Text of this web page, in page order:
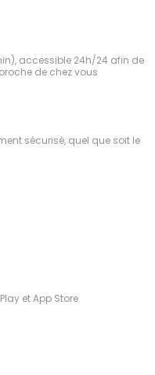
accessible 24h/24 afin de
de chez vous
sécurisé, quel que soit le
et App Store